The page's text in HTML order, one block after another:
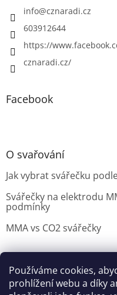
Používáme cookies,
prohlížení webu a díky
info@cznaradi.cz
603912644
https://
cznaradi.cz/
Facebook
O svařování
Jak vybrat svářečku
Svářečky na elektrodu
podmínky
MMA vs CO2 svářečky
Možnosti doručení